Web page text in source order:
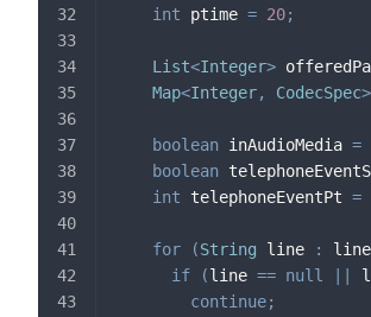
int ptime = 20;
List<Integer>
Map<Integer, CodecSpec>
boolean inAudioMedia =
boolean
int telephoneEventPt =
for (String line :
if
(line == null
continue;